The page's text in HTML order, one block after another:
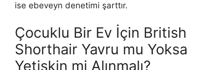
ise ebeveyn denetimi şarttır.
Çocuklu Bir Ev İçin British
Shorthair Yavru mu Yoksa
Yetişkin mi Alınmalı?